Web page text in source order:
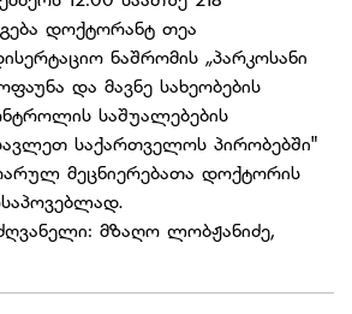
დოქტორანტ თეა
ნაშრომის „პარკოსანი
და მავნე სახეობების
საშუალებების
საქართველოს პირობებში"
მეცნიერებათა დოქტორის
მზაღო ლობჟანიძე,